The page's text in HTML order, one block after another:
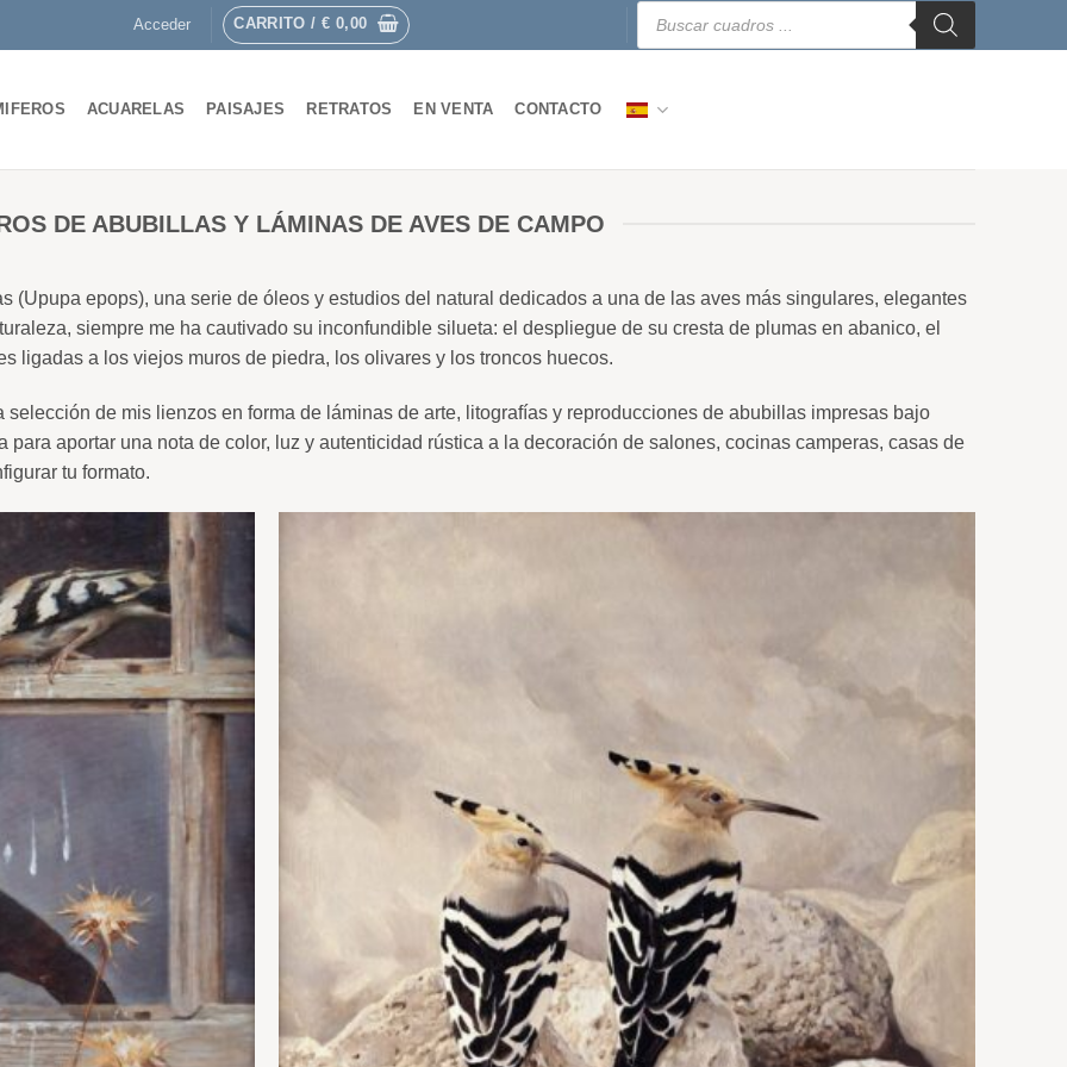
Acceder CARRITO / € 0,00
Búsqueda
ACUARELAS PAISAJES RETRATOS EN VENTA CONTACTO
DE ABUBILLAS Y LÁMINAS DE AVES DE CAMPO
(Upupa epops), una serie de óleos y estudios del natural dedicados a una de las aves más singulares, elegantes
siempre me ha cautivado su inconfundible silueta: el despliegue de su cresta de plumas en abanico, el
ligadas a los viejos muros de piedra, los olivares y los troncos huecos.
de mis lienzos en forma de láminas de arte, litografías y reproducciones de abubillas impresas bajo
aportar una nota de color, luz y autenticidad rústica a la decoración de salones, cocinas camperas, casas de
tu formato.